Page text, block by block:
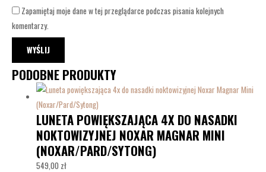
Zapamiętaj moje dane w tej przeglądarce podczas pisania kolejnych
komentarzy.
PODOBNE PRODUKTY
LUNETA POWIĘKSZAJĄCA 4X DO NASADKI
NOKTOWIZYJNEJ NOXAR MAGNAR MINI
(NOXAR/PARD/SYTONG)
549,00 zł